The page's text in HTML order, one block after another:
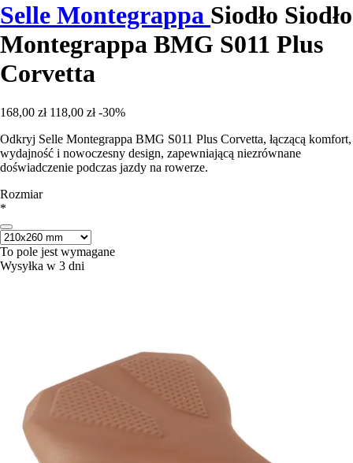
Selle Montegrappa Siodło Siodło
Montegrappa BMG S011 Plus
Corvetta
168,00 zł 118,00 zł -30%
Odkryj Selle Montegrappa BMG S011 Plus Corvetta, łączącą komfort,
wydajność i nowoczesny design, zapewniającą niezrównane
doświadczenie podczas jazdy na rowerze.
Rozmiar
*
To pole jest wymagane
Wysyłka w 3 dni